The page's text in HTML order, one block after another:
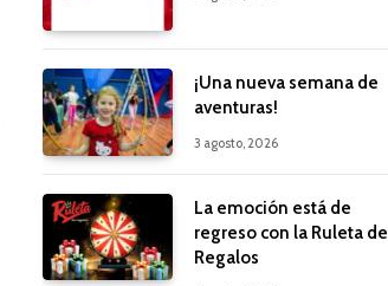
¡Una nueva semana de
aventuras!
3 agosto, 2026
La emoción está de
regreso con la Ruleta de
Regalos